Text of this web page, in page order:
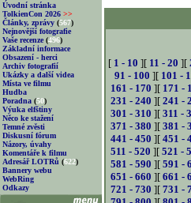
Úvodní stránka
TolkienCon 2026 >>
Články, zprávy (567)
Nejnovější fotografie
Vaše recenze (496)
Základní informace
Obsazení - herci
Archiv fotografií
Ukázky a další videa
Místa ve filmu
Hudba
Poradna (50)
Výuka elfštiny
Něco ke stažení
Temné zvěsti
Diskusní fórum
Názory, úvahy
Komentáře k filmu
Adresář LOTRů (622)
Bannery webu
WebRing
Odkazy
[ 1 - 10 ][ 11 - 20 ][
91 - 100 ][ 101 -
161 - 170 ][ 171 -
231 - 240 ][ 241 -
301 - 310 ][ 311 -
371 - 380 ][ 381 -
441 - 450 ][ 451 -
511 - 520 ][ 521 -
581 - 590 ][ 591 -
651 - 660 ][ 661 -
721 - 730 ][ 731 -